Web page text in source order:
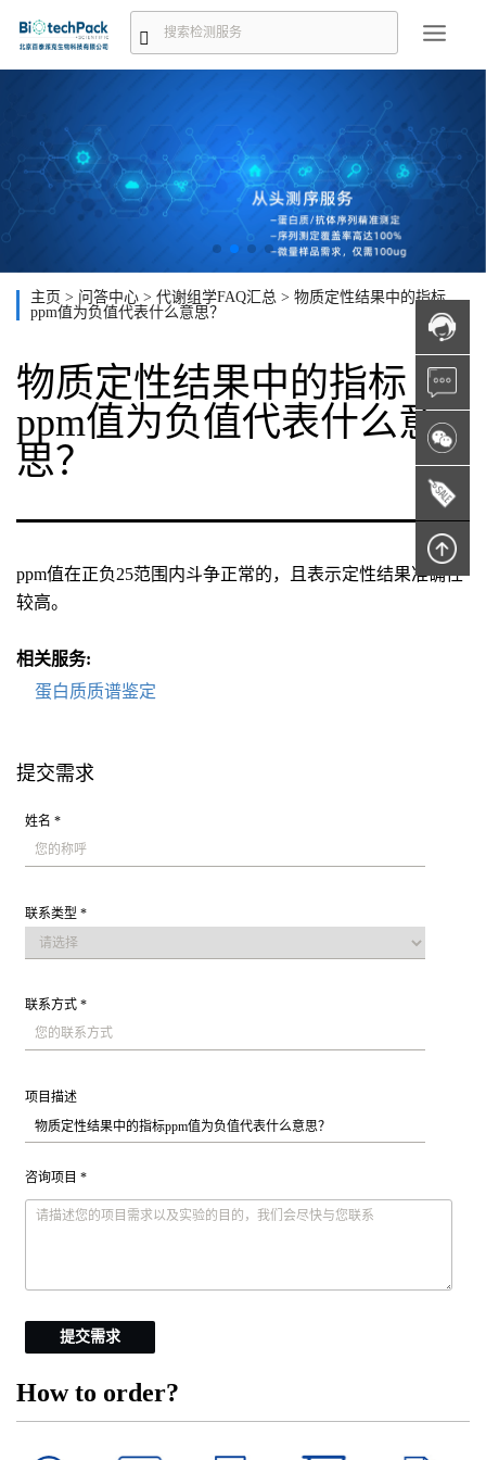
主页 > 问答中心 > 代谢组学FAQ汇总 > 物质定性结果中的指标
ppm值为负值代表什么意思？
物质定性结果中的指标
ppm值为负值代表什么意
思？
ppm值在正负25范围内斗争正常的，且表示定性结果准确性
较高。
相关服务:
蛋白质质谱鉴定
提交需求
姓名 *
联系类型 *
联系方式 *
项目描述
咨询项目 *
提交需求
How to order?